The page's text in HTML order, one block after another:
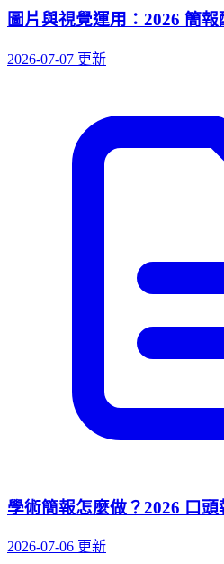
圖片與視覺運用：2026 簡報
2026-07-07 更新
學術簡報怎麼做？2026 口
2026-07-06 更新